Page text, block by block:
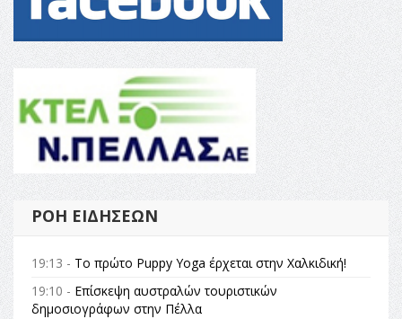
ΡΟΉ ΕΙΔΉΣΕΩΝ
19:13 - Το πρώτο Puppy Yoga έρχεται στην Χαλκιδική!
19:10 - Επίσκεψη αυστραλών τουριστικών
δημοσιογράφων στην Πέλλα